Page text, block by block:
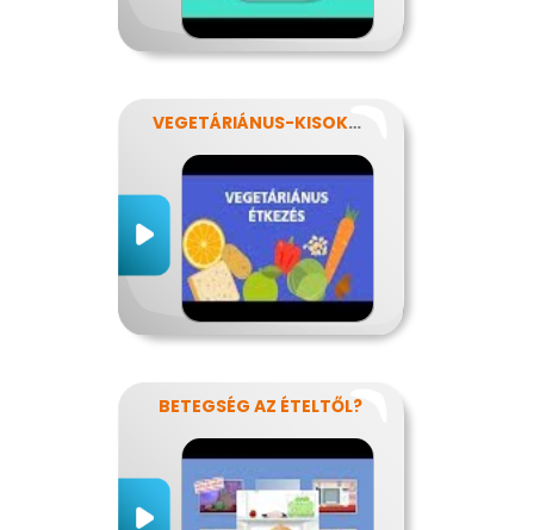
VEGETÁRIÁNUS-KISOKOS
BETEGSÉG AZ ÉTELTŐL?